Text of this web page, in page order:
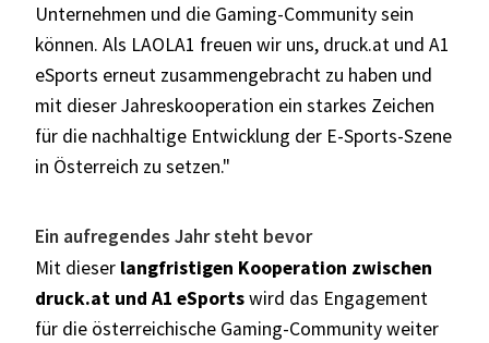
Unternehmen und die Gaming-Community sein
können. Als LAOLA1 freuen wir uns, druck.at und A1
eSports erneut zusammengebracht zu haben und
mit dieser Jahreskooperation ein starkes Zeichen
für die nachhaltige Entwicklung der E-Sports-Szene
in Österreich zu setzen."
Ein aufregendes Jahr steht bevor
Mit dieser langfristigen Kooperation zwischen
druck.at und A1 eSportswird das Engagement
für die österreichische Gaming-Community weiter